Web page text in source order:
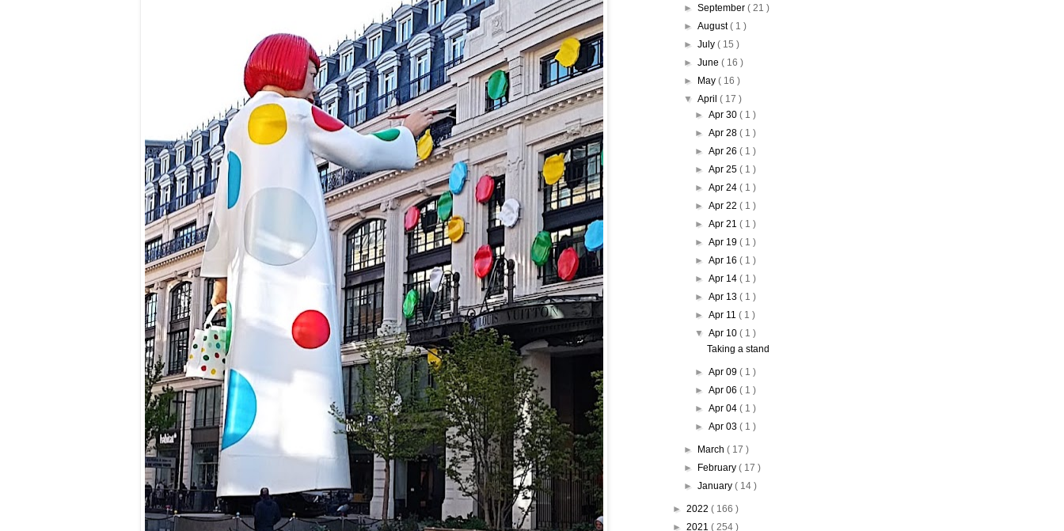
► September ( 21 )
► August( 1 )
► July ( 15 )
► June ( 16 )
►
May ( 16 )
▼ April ( 17 )
►Apr 30( 1 )
►Apr 28( 1 )
►Apr 26( 1 )
►Apr 25( 1 )
►Apr 24( 1 )
►Apr 22( 1 )
►Apr 21( 1 )
►Apr 19( 1 )
►Apr 16( 1 )
►Apr 14( 1 )
►Apr 13( 1 )
►Apr 11( 1 )
▼Apr 10( 1 )
Taking a stand
►Apr 09( 1 )
►Apr 06( 1 )
►Apr 04( 1 )
►Apr 03( 1 )
► March ( 17 )
►
February ( 17 )
► January ( 14 )
► 2022 ( 166 )
► 2021 ( 254 )